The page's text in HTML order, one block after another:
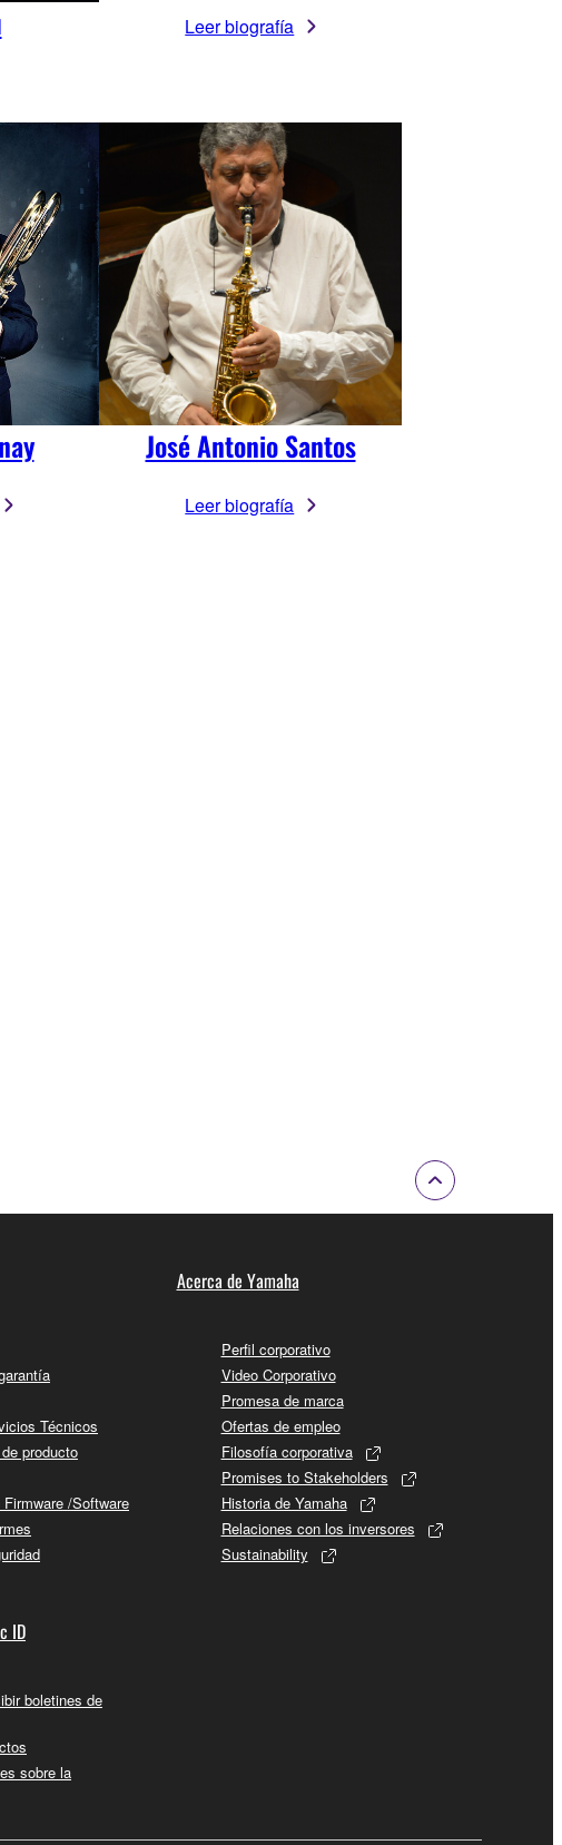
Leer biografía
José Antonio Santos
Leer biografía
Técnicos
producto
/Software
ID
boletines de
sobre la
Acerca de Yamaha
Perfil corporativo
Video Corporativo
Promesa de marca
Ofertas de empleo
Filosofía corporativa
Promises to Stakeholders
Historia de Yamaha
Relaciones con los inversores
Sustainability